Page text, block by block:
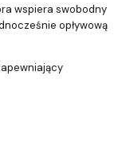
wspiera swobodny
opływową